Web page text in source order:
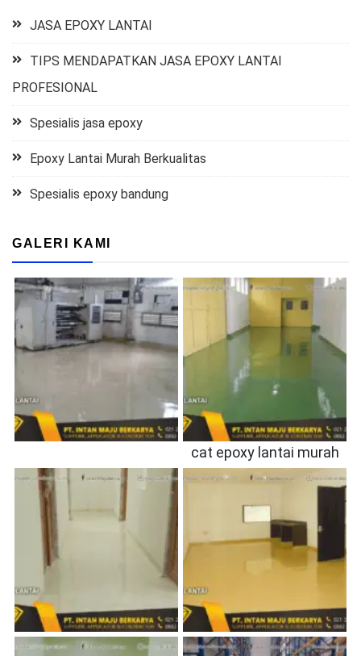
JASA EPOXY LANTAI
TIPS MENDAPATKAN JASA EPOXY LANTAI
PROFESIONAL
Spesialis jasa epoxy
Epoxy Lantai Murah Berkualitas
Spesialis epoxy bandung
GALERI KAMI
cat epoxy lantai murah